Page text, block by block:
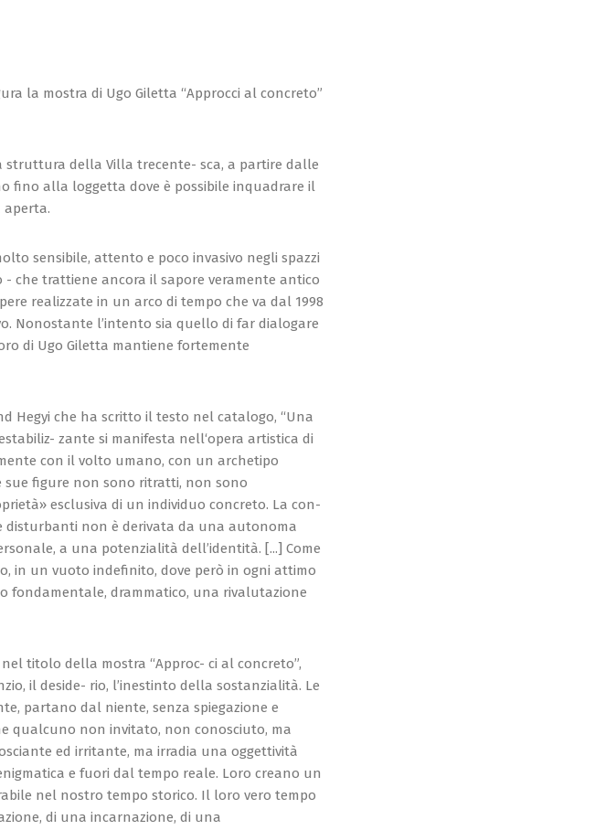
la mostra di Ugo Giletta “Approcci al concreto”
struttura della Villa trecente- sca, a partire dalle
fino alla loggetta dove è possibile inquadrare il
sensibile, attento e poco invasivo negli spazzi
- che trattiene ancora il sapore veramente antico
realizzate in un arco di tempo che va dal 1998
Nonostante l’intento sia quello di far dialogare
di Ugo Giletta mantiene fortemente
Hegyi che ha scritto il testo nel catalogo, “Una
zante si manifesta nell‘opera artistica di
con il volto umano, con un archetipo
sue figure non sono ritratti, non sono
esclusiva di un individuo concreto. La con-
disturbanti non è derivata da una autonoma
a una potenzialità dell’identità. [...] Come
in un vuoto indefinito, dove però in ogni attimo
fondamentale, drammatico, una rivalutazione
titolo della mostra “Approc- ci al concreto”,
il deside- rio, l’inestinto della sostanzialità. Le
partano dal niente, senza spiegazione e
qualcuno non invitato, non conosciuto, ma
ed irritante, ma irradia una oggettività
e fuori dal tempo reale. Loro creano un
nel nostro tempo storico. Il loro vero tempo
di una incarnazione, di una